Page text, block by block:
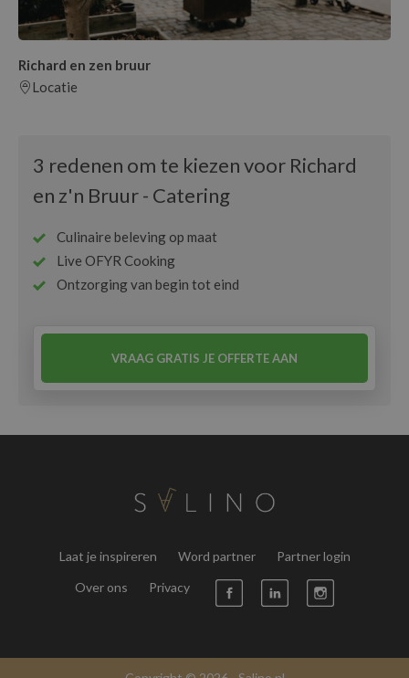
Richard en zen bruur
Locatie
3 redenen om te kiezen voor Richard
en z'n Bruur - Catering
Culinaire beleving op maat
Live OFYR Cooking
Ontzorging van begin tot eind
VRAAG GRATIS JE OFFERTE AAN
Laat je inspireren Word partner
Partner login
Over ons
Privacy